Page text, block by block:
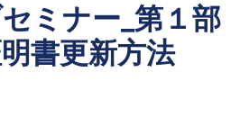
ミナー_第１部
明書更新方法